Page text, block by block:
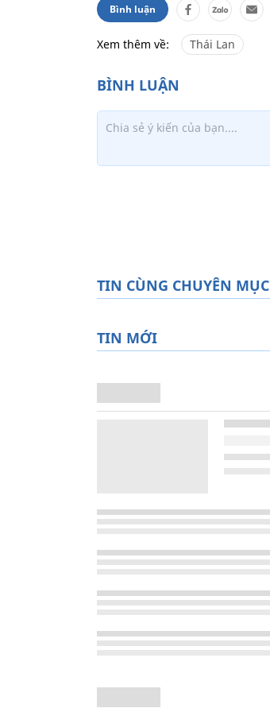
Bình luận
Xem thêm về: Thái Lan
TIN CÙNG CHUYÊN MỤC
TIN MỚI